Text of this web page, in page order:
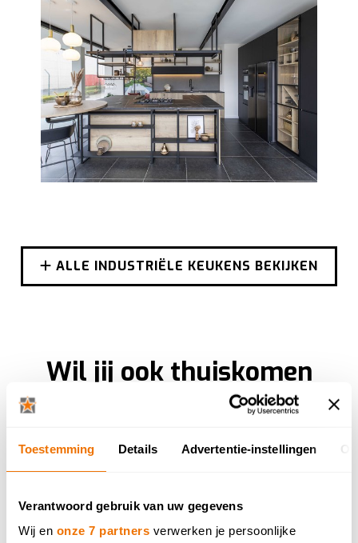
Toestemming Details Advertentie-instellingen
Verantwoord gebruik van uw gegevens
Wij en onze 7 partners verwerken je persoonlijke
ALLE INDUSTRIËLE KEUKENS BEKIJKEN
Wil jij ook thuiskomen
in je droomkeuken?
droomkeuken gratis uittekenen in één van onze
toonzalen. Bekijk hem nadien in
WINKEL ZOEKEN IN JE BUURT